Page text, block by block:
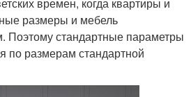
времен, когда квартиры и
размеры и мебель
Поэтому стандартные параметры
по размерам стандартной